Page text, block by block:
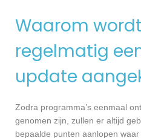
Waarom
regelmatig
update
Zodra programma’s eenmaal
genomen zijn, zullen er altijd
bepaalde punten aanlopen